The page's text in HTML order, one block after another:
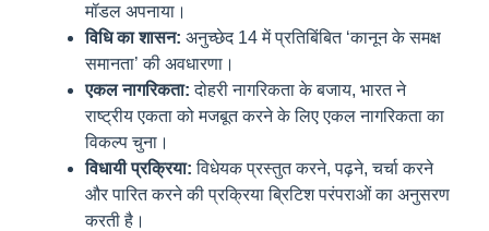
मॉडल अपनाया।
विधि का शासन: अनुच्छेद 14 में प्रतिबिंबित ‘कानून के समक्ष
समानता’ की अवधारणा।
एकल नागरिकता: दोहरी नागरिकता के बजाय, भारत ने
राष्ट्रीय एकता को मजबूत करने के लिए एकल नागरिकता का
विकल्प चुना।
विधायी प्रक्रिया: विधेयक प्रस्तुत करने, पढ़ने, चर्चा करने
और पारित करने की प्रक्रिया ब्रिटिश परंपराओं का अनुसरण
करती है।